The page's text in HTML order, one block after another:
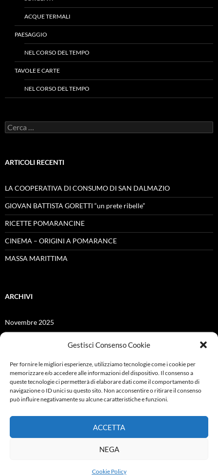
Gestisci Consenso Cookie
Per fornire le migliori esperienze, utilizziamo tecnologie come i cookie per
memorizzare e/o accedere alle informazioni del dispositivo. Il consenso a
queste tecnologie ci permetterà di elaborare dati come il comportamento di
navigazione o ID unici su questo sito. Non acconsentire o ritirare il consenso
può influire negativamente su alcune caratteristiche e funzioni.
ACCETTA
NEGA
Cookie Policy
ACQUE TERMALI
PAESAGGIO
NEL CORSO DEL TEMPO
TAVOLE E CARTE
NEL CORSO DEL TEMPO
Ricerca
per:
ARTICOLI RECENTI
LA COOPERATIVA DI CONSUMO DI SAN DALMAZIO
GIOVAN BATTISTA GORETTI “un prete ribelle”
RICETTE POMARANCINE
CINEMA – ORIGINI A POMARANCE
MASSA MARITTIMA
ARCHIVI
Novembre 2025
Giugno 2021
Febbraio 2021